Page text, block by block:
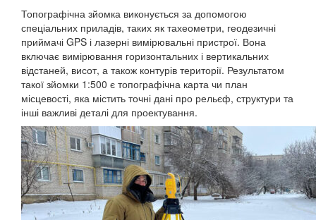
Топографічна зйомка виконується за допомогою
спеціальних приладів, таких як тахеометри, геодезичні
приймачі GPS і лазерні вимірювальні пристрої. Вона
включає вимірювання горизонтальних і вертикальних
відстаней, висот, а також контурів території. Результатом
такої зйомки 1:500 є топографічна карта чи план
місцевості, яка містить точні дані про рельєф, структури та
інші важливі деталі для проектування.